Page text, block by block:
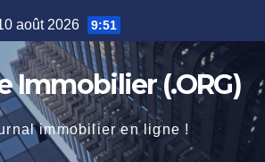
août 2026 9:51
Immobilier (.ORG)
immobilier en ligne !